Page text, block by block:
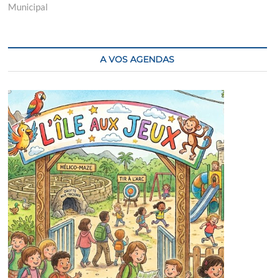
Municipal
A VOS AGENDAS